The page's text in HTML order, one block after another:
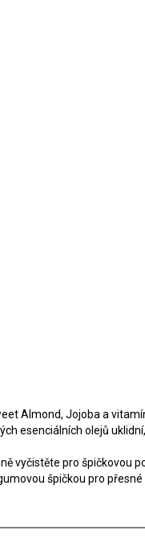
Almond, Jojoba a
esenciálních olejů
vyčistěte pro špičkovou
špičkou pro